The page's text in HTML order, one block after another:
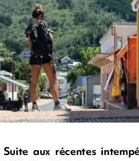
Suite aux récentes